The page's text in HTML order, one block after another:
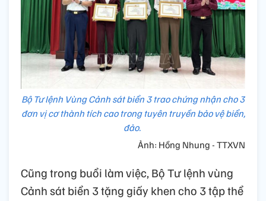
Bộ Tư lệnh Vùng Cảnh sát biển 3 trao chứng nhận cho 3
đơn vị cơ thành tích cao trong tuyên truyền bảo vệ biển,
đảo.
Ảnh: Hồng Nhung - TTXVN
Cũng trong buổi làm việc, Bộ Tư lệnh vùng
Cảnh sát biển 3 tặng giấy khen cho 3 tập thể